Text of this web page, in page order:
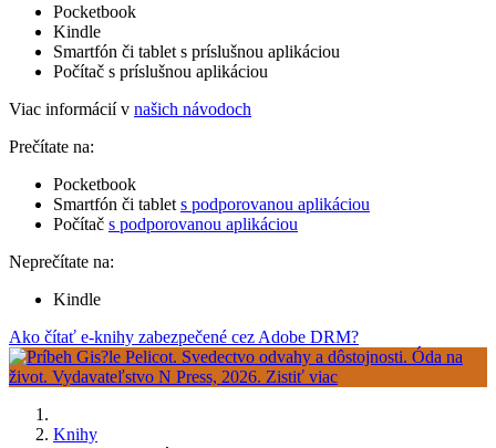
Pocketbook
Kindle
Smartfón či tablet s príslušnou aplikáciou
Počítač s príslušnou aplikáciou
Viac informácií v našich návodoch
Prečítate na:
Pocketbook
Smartfón či tablet s podporovanou aplikáciou
Počítač s podporovanou aplikáciou
Neprečítate na:
Kindle
Ako čítať e-knihy zabezpečené cez Adobe DRM?
Knihy